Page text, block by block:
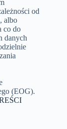
od
albo
co do
danych
(EOG).